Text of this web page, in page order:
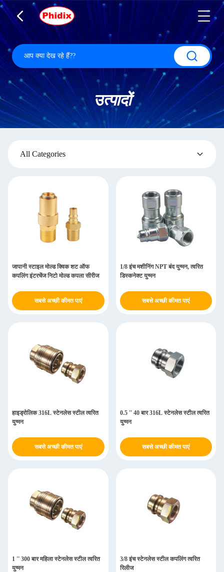
उत्पादों
All Categories
जापानी स्टाइल मोल्ड क्विक शट ऑफ
कपलिंग इंटरचेंज निटो मोल्ड कपला सीरीज
सबसे अच्छी कीमत पाएं
1/8 इंच मशीनिंग NPT बंद युग्मन, त्वरित
डिस्कनेक्ट युग्मन
सबसे अच्छी कीमत पाएं
हाइड्रोलिक 316L स्टेनलेस स्टील त्वरित
युग्मन
सबसे अच्छी कीमत पाएं
0.5 '' 40 बार 316L स्टेनलेस स्टील त्वरित
युग्मन
सबसे अच्छी कीमत पाएं
1 '' 300 बार महिला स्टेनलेस स्टील त्वरित
युग्मन
3/8 इंच स्टेनलेस स्टील कपलिंग त्वरित
रिलीज